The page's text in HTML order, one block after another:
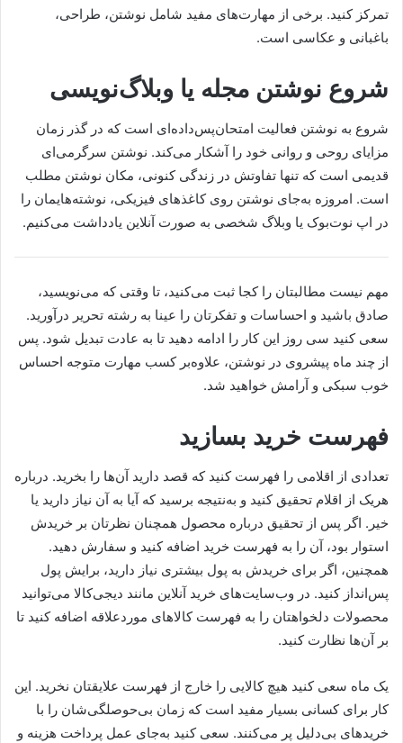
تمرکز کنید. برخی از مهارت‌های مفید شامل نوشتن، طراحی،
باغبانی و عکاسی است.
شروع نوشتن مجله یا وبلاگ‌نویسی
شروع به نوشتن فعالیت‌ امتحان‌پس‌داده‌ای است که در گذر زمان
مزایای روحی و روانی خود را آشکار می‌کند. نوشتن سرگرمی‌ای
قدیمی است که تنها تفاوتش در زندگی کنونی، مکان نوشتن مطلب
است. امروزه به‌جای نوشتن روی کاغذهای فیزیکی، نوشته‌هایمان را
در اپ نوت‌بوک یا وبلاگ شخصی به صورت آنلاین یادداشت می‌کنیم.
مهم نیست مطالبتان را کجا ثبت می‌کنید، تا وقتی که می‌نویسید،
صادق باشید و احساسات و تفکرتان را عینا به رشته تحریر درآورید.
سعی کنید سی روز این کار را ادامه دهید تا به عادت تبدیل شود. پس
از چند ماه پیشروی در نوشتن، علاوه‌بر کسب مهارت متوجه احساس
خوب سبکی و آرامش خواهید شد.
فهرست خرید بسازید
تعدادی از اقلامی را فهرست کنید که قصد دارید آن‌ها را بخرید. درباره
هر‌یک از اقلام تحقیق کنید و به‌نتیجه برسید که آیا به آن نیاز دارید یا
خیر. اگر پس از تحقیق درباره محصول همچنان نظرتان بر خریدش
استوار بود، آن را به فهرست خرید اضافه کنید و سفارش دهید.
همچنین، اگر برای خریدش به پول بیشتری نیاز دارید، برایش پول
پس‌انداز کنید. در وب‌سایت‌های خرید آنلاین مانند دیجی‌کالا می‌توانید
محصولات دلخواهتان را به فهرست کالاهای موردعلاقه اضافه کنید تا
بر آن‎‌ها نظارت کنید.
یک ماه سعی کنید هیچ کالایی را خارج از فهرست علایقتان نخرید. این
کار برای کسانی بسیار مفید است که زمان بی‌حوصلگی‌شان را با
خریدهای بی‌دلیل پر می‌کنند. سعی کنید به‌جای عمل پرداخت هزینه و